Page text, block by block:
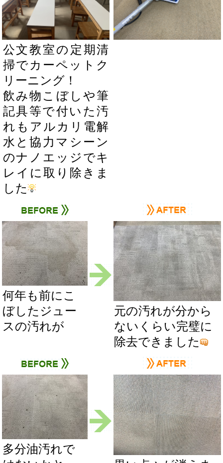
公文教室の定期清
掃でカーペットク
リーニング！
飲み物こぼしや筆
記具等で付いた汚
れもアルカリ電解
水と協力マシーン
のナノエッジでキ
レイに取り除きま
した
何年も前にこ
ぼしたジュー
スの汚れが
元の汚れが分から
ないくらい完璧に
除去できました
多分油汚れで